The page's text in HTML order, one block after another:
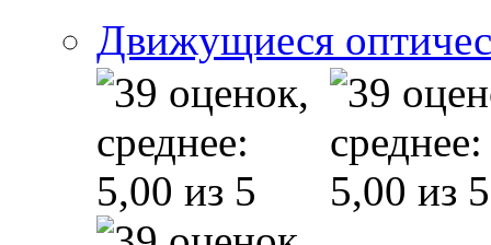
Движущиеся